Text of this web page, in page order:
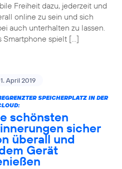
Freiheit dazu, jederzeit und
online zu sein und sich
auch unterhalten zu lassen.
Smartphone spielt […]
April 2019
SPEICHERPLATZ IN DER
schönsten
sicher
überall und
Gerät